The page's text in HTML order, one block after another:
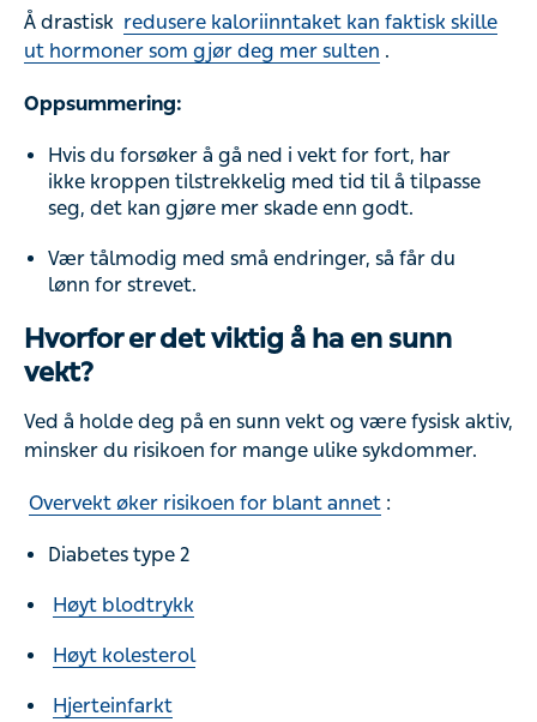
Å drastisk redusere kaloriinntaket kan faktisk skille
ut hormoner som gjør deg mer sulten .
Oppsummering:
Hvis du forsøker å gå ned i vekt for fort, har
ikke kroppen tilstrekkelig med tid til å tilpasse
seg, det kan gjøre mer skade enn godt.
Vær tålmodig med små endringer, så får du
lønn for strevet.
Hvorfor er det viktig å ha en sunn
vekt?
Ved å holde deg på en sunn vekt og være fysisk aktiv,
minsker du risikoen for mange ulike sykdommer.
Overvekt øker risikoen for blant annet :
Diabetes type 2
Høyt blodtrykk
Høyt kolesterol
Hjerteinfarkt